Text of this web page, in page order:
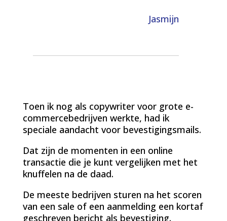
Jasmijn
Toen ik nog als copywriter voor grote e-
commercebedrijven werkte, had ik
speciale aandacht voor bevestigingsmails.
Dat zijn de momenten in een online
transactie die je kunt vergelijken met het
knuffelen na de daad.
De meeste bedrijven sturen na het scoren
van een sale of een aanmelding een kortaf
geschreven bericht als bevestiging.